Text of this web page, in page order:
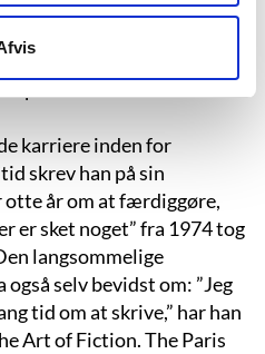
der skete, og mange har
debutromanen ”Punkt 22”,
karriere inden for
skrev han på sin
otte år om at færdiggøre,
er sket noget” fra 1974 tog
langsommelige
selv bevidst om: ”Jeg
tid om at skrive,” har han
Art of Fiction. The Paris